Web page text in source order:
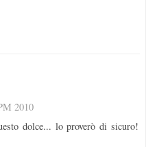
2010
dolce... lo proverò di sicuro!